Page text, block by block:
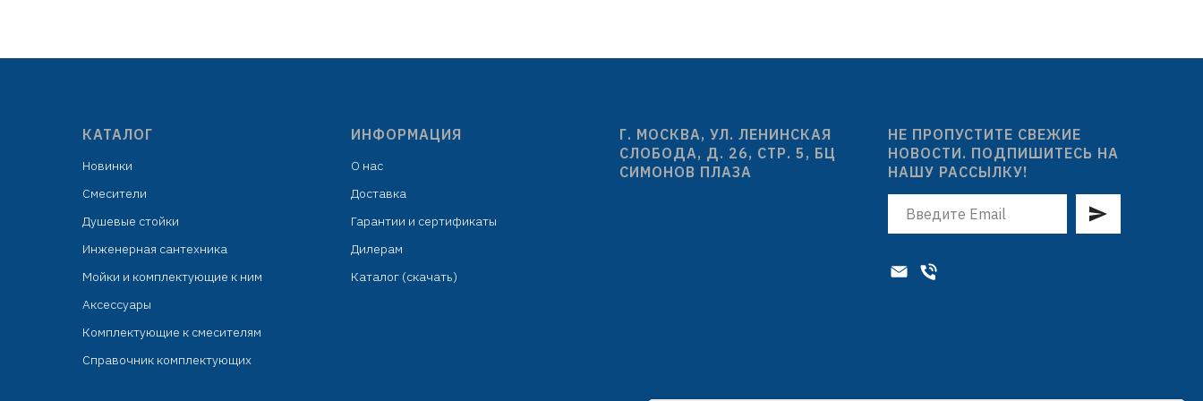
регулировка дозировки подачи
упаковка: картонная коробка с
ложементом
КАТАЛОГ
Новинки
Смесители
Душевые стойки
Инженерная сантехника
Мойки и комплектующие к ним
Аксессуары
Комплектующие к смесителям
Справочник комплектующих
ИНФОРМАЦИЯ
О нас
Доставка
Гарантии и сертификаты
Дилерам
Каталог (скачать)
Г. МОСКВА, УЛ. ЛЕНИНСКАЯ
СЛОБОДА, Д. 26, СТР. 5, БЦ
СИМОНОВ ПЛАЗА
НЕ ПРОПУСТИТЕ СВЕЖИЕ
НОВОСТИ. ПОДПИШИТЕСЬ НА
НАШУ РАССЫЛКУ!